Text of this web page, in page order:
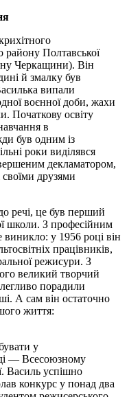
району Полтавської
Черкащини). Він
й змалку був
випали
воєнної доби, жахи
Початкову освіту
в
був одним із
роки виділявся
декламатором,
своїми друзями
речі, це був перший
школи. З професійним
у 1956 році він
працівників,
режисури. З
великий творчий
порадили
А сам він остаточно
життя:
у
— Всесоюзному
Василь успішно
конкурс у понад два